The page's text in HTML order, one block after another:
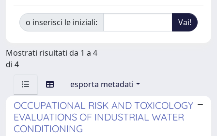
o inserisci le iniziali:
Mostrati risultati da 1 a 4
di 4
esporta metadati
OCCUPATIONAL RISK AND TOXICOLOGY
EVALUATIONS OF INDUSTRIAL WATER
CONDITIONING